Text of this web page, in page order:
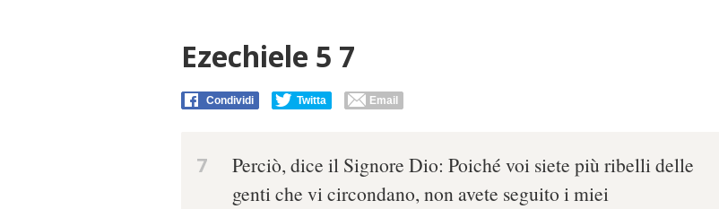
Ezechiele 5 7
Condividi Twitta Email
7
Perciò, dice il Signore Dio: Poiché voi siete più ribelli delle
genti che vi circondano, non avete seguito i miei